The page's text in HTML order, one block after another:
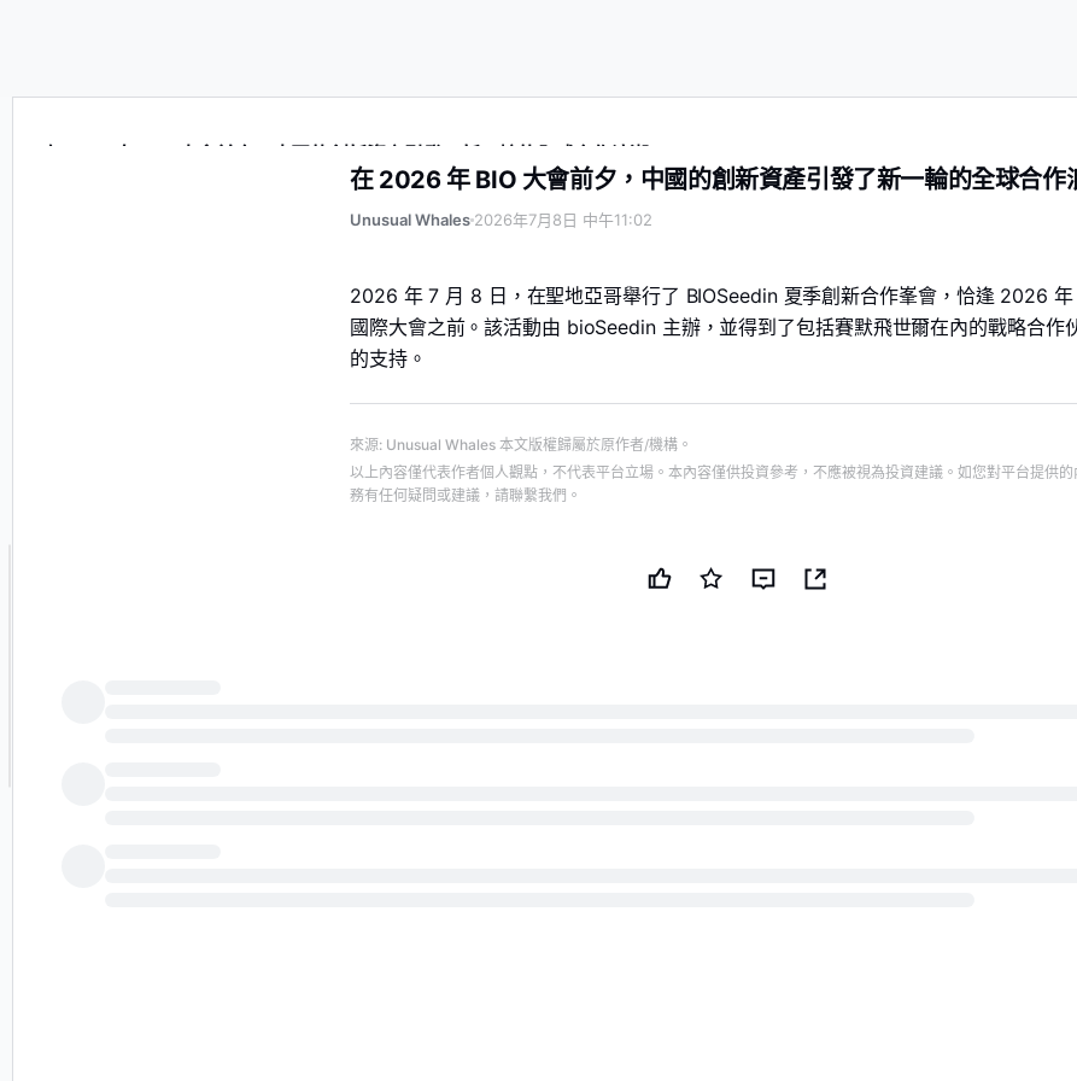
在 2026 年 BIO 大會前夕，中國的創新資產引發了新一輪的全球合作浪潮
在 2026 年 BIO 大會前夕，中國的創新資產引發了新一輪的全球合作
Unusual Whales 2026年7月8日 中午11:02
2026 年 7 月 8 日，在聖地亞哥舉行了 BIOSeedin 夏季創新合作峯會，恰逢 2026 年
國際大會之前。該活動由 bioSeedin 主辦，並得到了包括賽默飛世爾在內的戰略合作
的支持。
來源: Unusual Whales 本文版權歸屬於原作者/機構。
以上內容僅代表作者個人觀點，不代表平台立場。本內容僅供投資參考，不應被視為投資建議。如您對平台提供的
務有任何疑問或建議，請聯繫我們。